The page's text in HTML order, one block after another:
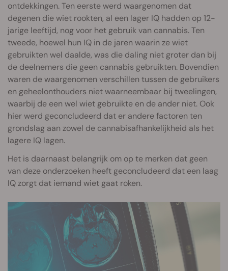
ontdekkingen. Ten eerste werd waargenomen dat
degenen die wiet rookten, al een lager IQ hadden op 12-
jarige leeftijd, nog voor het gebruik van cannabis. Ten
tweede, hoewel hun IQ in de jaren waarin ze wiet
gebruikten wel daalde, was die daling niet groter dan bij
de deelnemers die geen cannabis gebruikten. Bovendien
waren de waargenomen verschillen tussen de gebruikers
en geheelonthouders niet waarneembaar bij tweelingen,
waarbij de een wel wiet gebruikte en de ander niet. Ook
hier werd geconcludeerd dat er andere factoren ten
grondslag aan zowel de cannabisafhankelijkheid als het
lagere IQ lagen.
Het is daarnaast belangrijk om op te merken dat geen
van deze onderzoeken heeft geconcludeerd dat een laag
IQ zorgt dat iemand wiet gaat roken.